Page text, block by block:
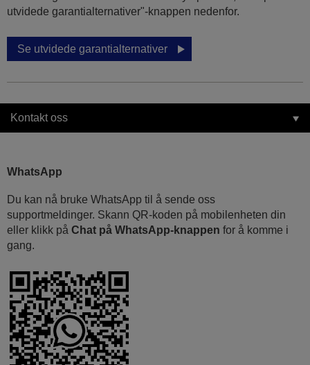
utvidede garantialternativer"-knappen nedenfor.
Se utvidede garantialternativer
Kontakt oss
WhatsApp
Du kan nå bruke WhatsApp til å sende oss
supportmeldinger. Skann QR-koden på mobilenheten din
eller klikk på Chat på WhatsApp-knappen for å komme i
gang.